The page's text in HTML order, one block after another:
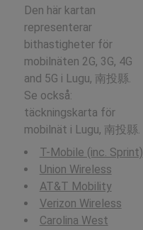
Den här kartan
representerar
bithastigheter för
mobilnäten 2G, 3G, 4G
and 5G i Lugu, 南投縣.
Se också:
täckningskarta för
mobilnät i Lugu, 南投縣.
T-Mobile (inc. Sprint)
Union Wireless
AT&T Mobility
Verizon Wireless
Carolina West